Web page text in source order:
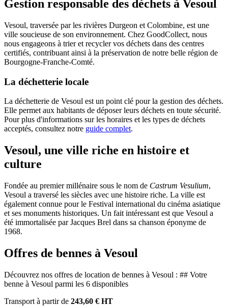
Gestion responsable des déchets à Vesoul
Vesoul, traversée par les rivières Durgeon et Colombine, est une
ville soucieuse de son environnement. Chez GoodCollect, nous
nous engageons à trier et recycler vos déchets dans des centres
certifiés, contribuant ainsi à la préservation de notre belle région de
Bourgogne-Franche-Comté.
La déchetterie locale
La déchetterie de Vesoul est un point clé pour la gestion des déchets.
Elle permet aux habitants de déposer leurs déchets en toute sécurité.
Pour plus d'informations sur les horaires et les types de déchets
acceptés, consultez notre guide complet.
Vesoul, une ville riche en histoire et
culture
Fondée au premier millénaire sous le nom de Castrum Vesulium,
Vesoul a traversé les siècles avec une histoire riche. La ville est
également connue pour le Festival international du cinéma asiatique
et ses monuments historiques. Un fait intéressant est que Vesoul a
été immortalisée par Jacques Brel dans sa chanson éponyme de
1968.
Offres de bennes à Vesoul
Découvrez nos offres de location de bennes à Vesoul : ## Votre
benne à Vesoul parmi les 6 disponibles
Transport à partir de 243,60 € HT